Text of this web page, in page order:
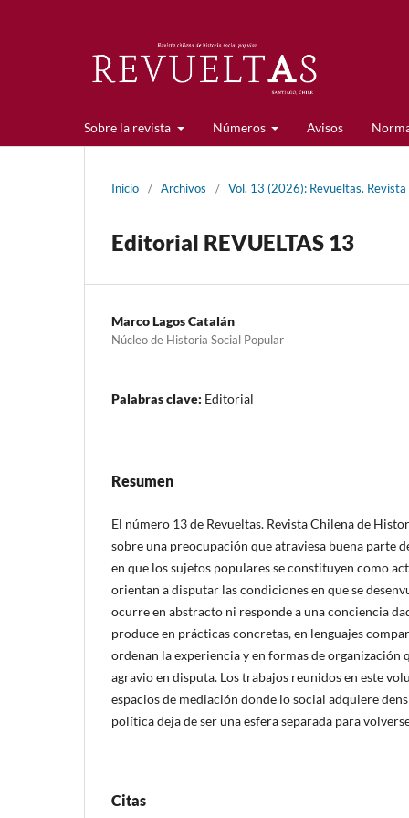
Sobre la revista Números Avisos
Inicio / Archivos / Vol. 13 (2026): Revueltas.
Editorial REVUELTAS 13
Marco Lagos Catalán
Núcleo de Historia Social Popular
Palabras clave: Editorial
Resumen
El número 13 de Revueltas. Revista Chilena de
sobre una preocupación que atraviesa buena parte
en que los sujetos populares se constituyen como
orientan a disputar las condiciones en que se
ocurre en abstracto ni responde a una conciencia
produce en prácticas concretas, en lenguajes
ordenan la experiencia y en formas de
agravio en disputa. Los trabajos reunidos en este
espacios de mediación donde lo social adquiere
política deja de ser una esfera separada para
Citas